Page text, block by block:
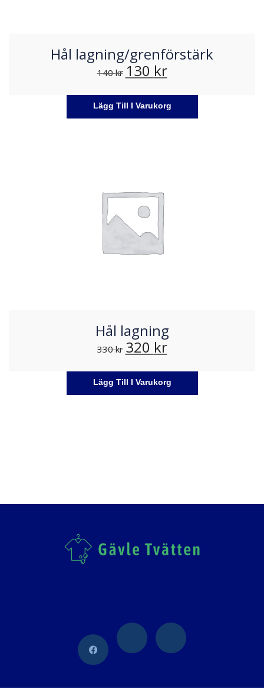
Hål lagning/grenförstärk
140kr 130 kr
Lägg Till I Varukorg
Hål lagning
330kr 320 kr
Lägg Till I Varukorg